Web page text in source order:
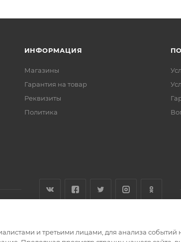
ИНФОРМАЦИЯ
Магазины
Гарантия на товар
Реквизиты
Политика
и третьими лицами, для анализа событий